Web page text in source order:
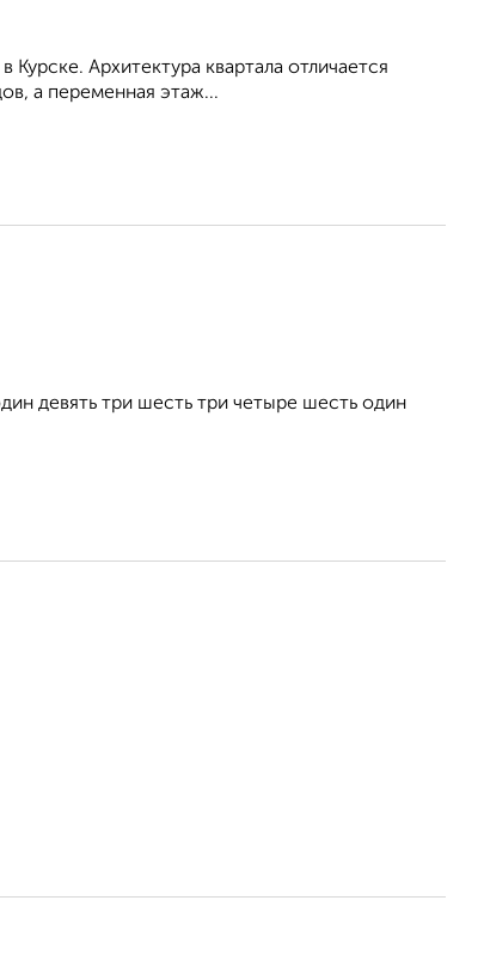
Архитектура квартала отличается
а переменная этаж...
девять три шесть три четыре шесть один